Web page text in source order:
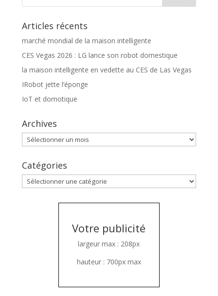
Articles récents
marché mondial de la maison intelligente
CES Vegas 2026 : LG lance son robot domestique
la maison intelligente en vedette au CES de Las Vegas
IRobot jette l’éponge
IoT et domotique
Archives
Archives
Catégories
Catégories
Votre publicité
largeur max : 208px
hauteur : 700px max